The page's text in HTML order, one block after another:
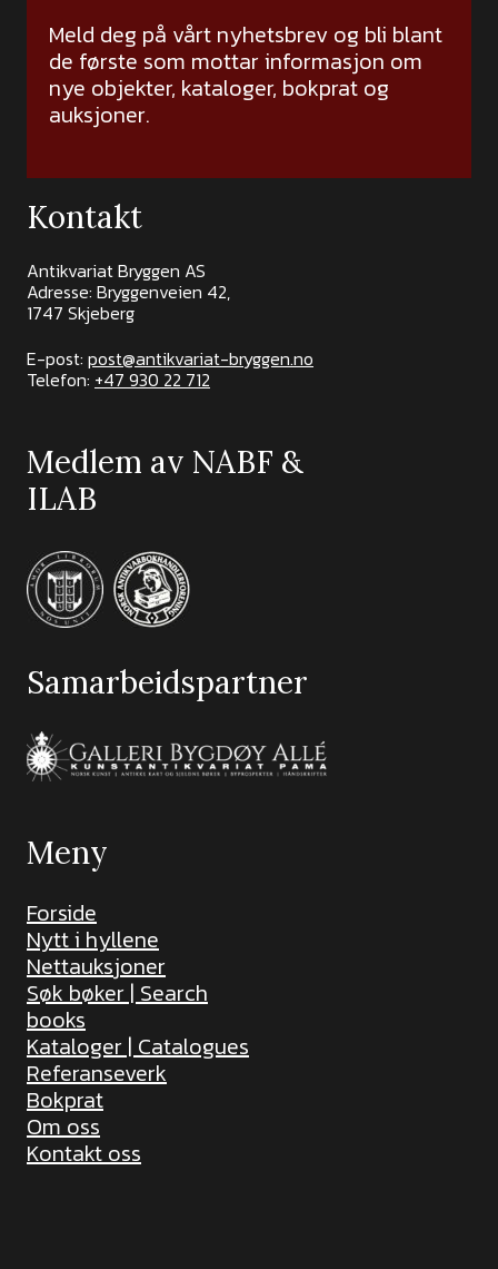
Meld deg på vårt nyhetsbrev og bli blant
de første som mottar informasjon om
nye objekter, kataloger, bokprat og
auksjoner.
Kontakt
Antikvariat Bryggen AS
Adresse: Bryggenveien 42,
1747 Skjeberg
E-post: post@antikvariat-bryggen.no
Telefon: +47 930 22 712
Medlem av NABF &
ILAB
Samarbeidspartner
Meny
Forside
Nytt i hyllene
Nettauksjoner
Søk bøker | Search
books
Kataloger | Catalogues
Referanseverk
Bokprat
Om oss
Kontakt oss